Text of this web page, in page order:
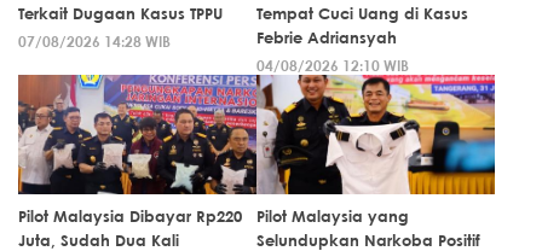
Terkait Dugaan Kasus TPPU
07/08/2026 14:28 WIB
Tempat Cuci Uang di Kasus
Febrie Adriansyah
04/08/2026 12:10 WIB
Pilot Malaysia Dibayar Rp220
Juta, Sudah Dua Kali
Pilot Malaysia yang
Selundupkan Narkoba Positif